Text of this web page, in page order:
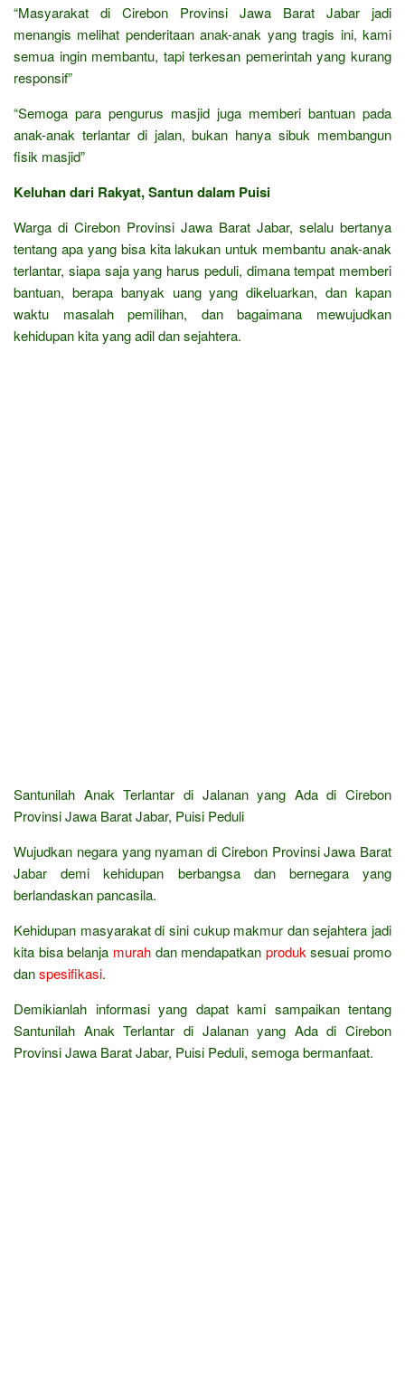
“Masyarakat di Cirebon Provinsi Jawa Barat Jabar jadi
menangis melihat penderitaan anak-anak yang tragis ini, kami
semua ingin membantu, tapi terkesan pemerintah yang kurang
responsif”
“Semoga para pengurus masjid juga memberi bantuan pada
anak-anak terlantar di jalan, bukan hanya sibuk membangun
fisik masjid”
Keluhan dari Rakyat, Santun dalam Puisi
Warga di Cirebon Provinsi Jawa Barat Jabar, selalu bertanya
tentang apa yang bisa kita lakukan untuk membantu anak-anak
terlantar, siapa saja yang harus peduli, dimana tempat memberi
bantuan, berapa banyak uang yang dikeluarkan, dan kapan
waktu masalah pemilihan, dan bagaimana mewujudkan
kehidupan kita yang adil dan sejahtera.
Santunilah Anak Terlantar di Jalanan yang Ada di Cirebon
Provinsi Jawa Barat Jabar, Puisi Peduli
Wujudkan negara yang nyaman di Cirebon Provinsi Jawa Barat
Jabar demi kehidupan berbangsa dan bernegara yang
berlandaskan pancasila.
Kehidupan masyarakat di sini cukup makmur dan sejahtera jadi
kita bisa belanja murahdan mendapatkan produk sesuai promo
danspesifikasi.
Demikianlah informasi yang dapat kami sampaikan tentang
Santunilah Anak Terlantar di Jalanan yang Ada di Cirebon
Provinsi Jawa Barat Jabar, Puisi Peduli, semoga bermanfaat.